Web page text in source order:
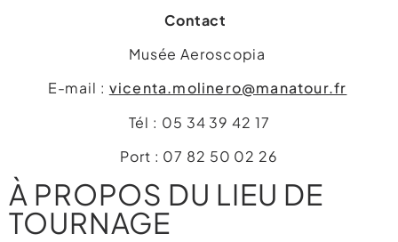
Contact
Musée Aeroscopia
E-mail : vicenta.molinero@manatour.fr
Tél : 05 34 39 42 17
Port : 07 82 50 02 26
À PROPOS DU LIEU DE
TOURNAGE